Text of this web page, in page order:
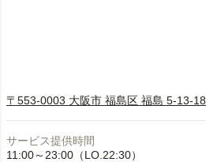
〒553-0003 大阪市 福島区 福島 5-13-18
サービス提供時間
11:00～23:00（LO.22:30）